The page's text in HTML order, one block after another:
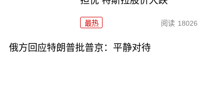
最热 阅读 18026
俄方回应特朗普批普京：平静对待